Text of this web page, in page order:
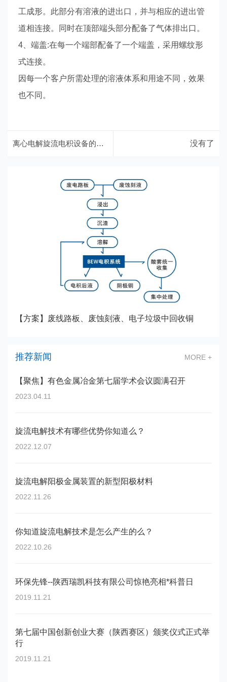
工成形。此部分有溶液的进出口，并与相应的进出管
道相连接。同时在顶部端头部分配备了气体排出口。
4、端盖:在每一个端部配备了一个端盖，采用螺纹形
式连接。
因每一个客户所需处理的溶液体系和用途不同，效果
也不同。
离心电解旋流电积设备的原理是怎样的呢？ 没有了
【方案】废线路板、废蚀刻液、电子垃圾中回收铜
推荐新闻 MORE +
【聚焦】有色金属冶金第七届学术会议圆满召开
2023.04.11
旋流电解技术有哪些优势你知道么？
2022.12.07
旋流电解阳极金属装置的新型阳极材料
2022.11.26
你知道旋流电解技术是怎么产生的么？
2022.10.26
环保先锋--陕西瑞凯科技有限公司惊艳亮相*科普日
2019.11.21
第七届中国创新创业大赛（陕西赛区）颁奖仪式正式举
行
2019.11.21